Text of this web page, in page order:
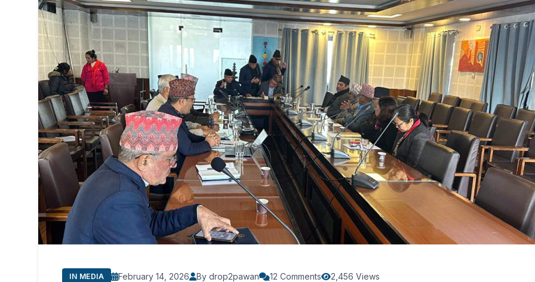
IN MEDIA February 14, 2026 By drop2pawan 12 Comments 2,456 Views